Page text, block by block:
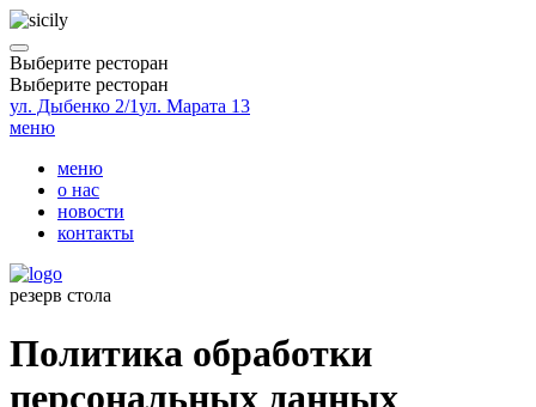
Выберите ресторан
Выберите ресторан
ул. Дыбенко 2/1ул. Марата 13
меню
меню
о нас
новости
контакты
резерв стола
Политика обработки
персональных данных